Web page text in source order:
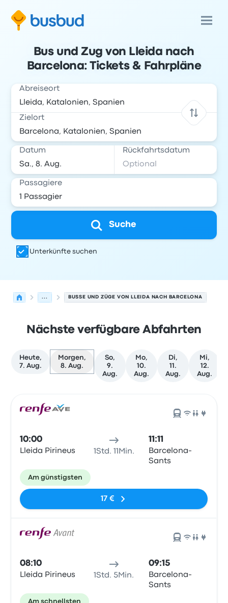
Bus und Zug von Lleida nach
Barcelona: Tickets & Fahrpläne
Abreiseort
Zielort
Datum Rückfahrtsdatum
Passagiere
Suche
Unterkünfte suchen
... BUSSE UND ZÜGE VON LLEIDA NACH BARCELONA
Nächste verfügbare Abfahrten
Heute,
7. Aug.
Morgen,
8. Aug.
So,
9.
Aug.
Mo,
10.
Aug.
Di,
11.
Aug.
Mi,
12.
Aug.
10:00
Lleida Pirineus 1Std. 11Min.
11:11
Barcelona-
Sants
Am günstigsten
17 €
08:10
Lleida Pirineus 1Std. 5Min.
09:15
Barcelona-
Sants
Am schnellsten